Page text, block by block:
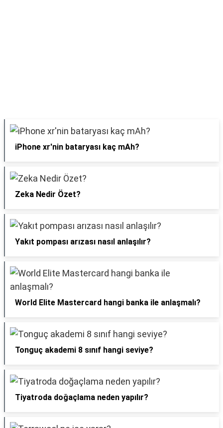
iPhone xr'nin bataryası kaç mAh?
Zeka Nedir Özet?
Yakıt pompası arızası nasıl anlaşılır?
World Elite Mastercard hangi banka ile anlaşmalı?
Tonguç akademi 8 sınıf hangi seviye?
Tiyatroda doğaçlama neden yapılır?